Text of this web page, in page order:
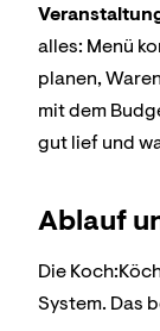
alles: Menü
planen,
mit dem
gut lief und
Ablauf
Die
System. Das